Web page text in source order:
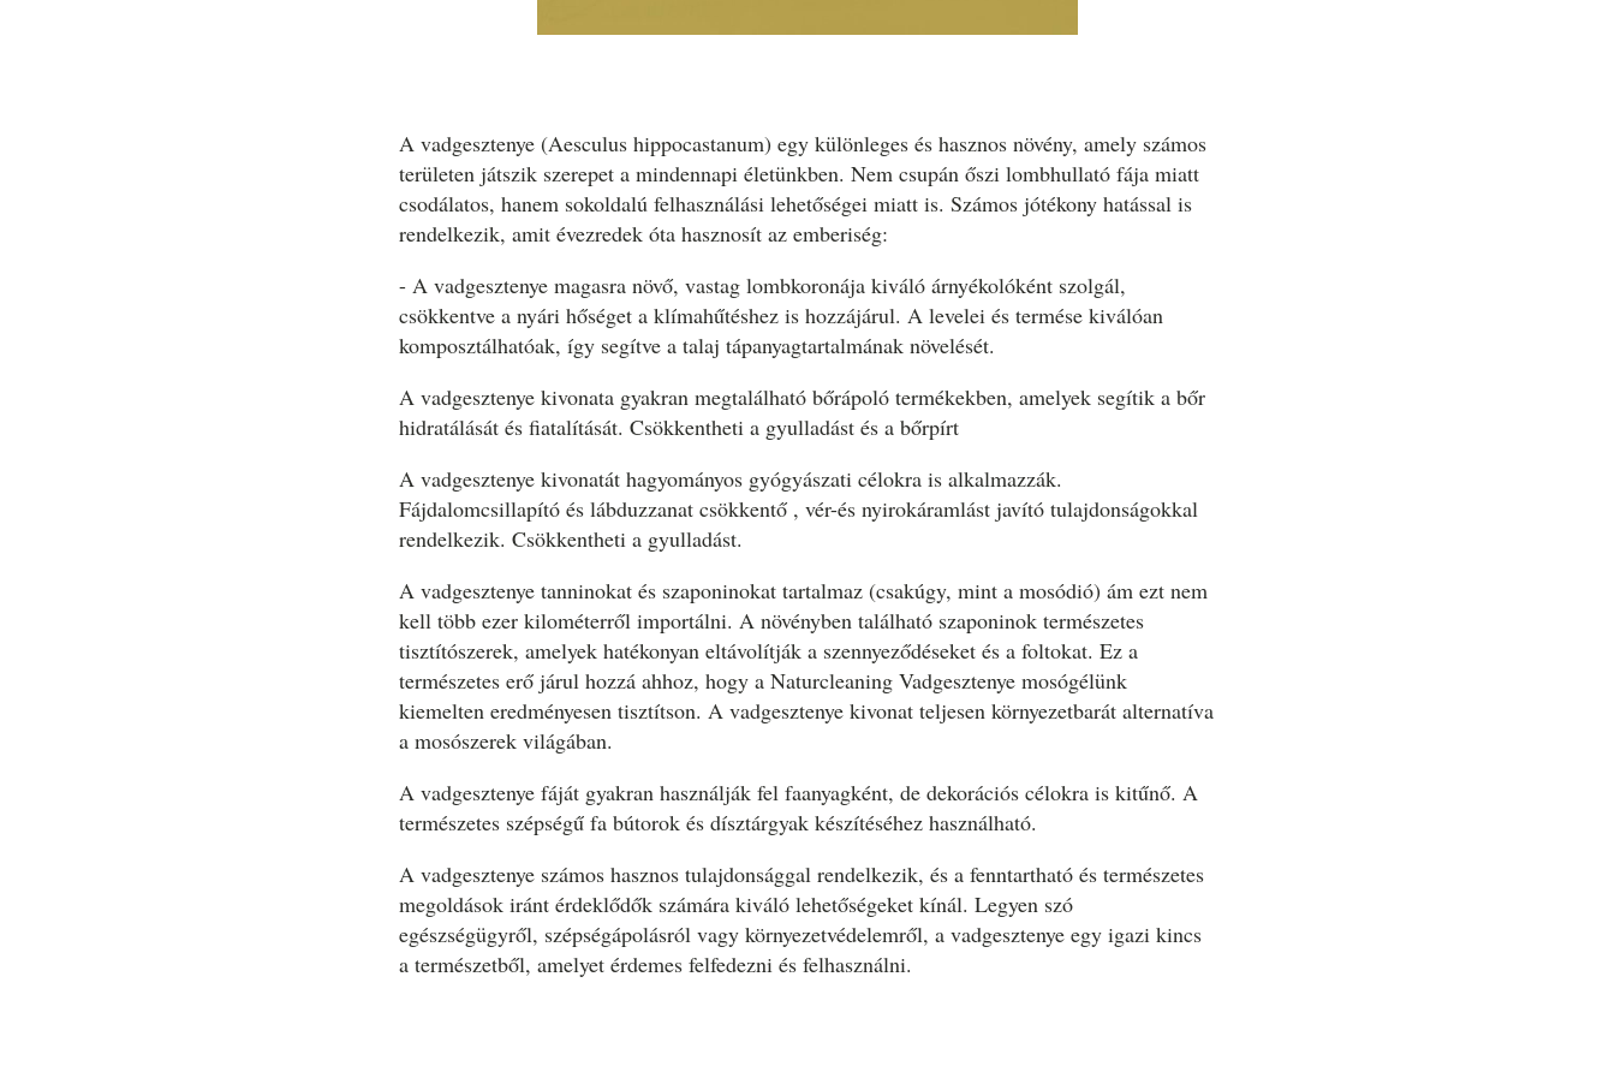
A vadgesztenye (Aesculus hippocastanum) egy különleges és hasznos növény, amely számos
területen játszik szerepet a mindennapi életünkben. Nem csupán őszi lombhullató fája miatt
csodálatos, hanem sokoldalú felhasználási lehetőségei miatt is. Számos jótékony hatással is
rendelkezik, amit évezredek óta hasznosít az emberiség:
- A vadgesztenye magasra növő, vastag lombkoronája kiváló árnyékolóként szolgál,
csökkentve a nyári hőséget a klímahűtéshez is hozzájárul. A levelei és termése kiválóan
komposztálhatóak, így segítve a talaj tápanyagtartalmának növelését.
A vadgesztenye kivonata gyakran megtalálható bőrápoló termékekben, amelyek segítik a bőr
hidratálását és fiatalítását. Csökkentheti a gyulladást és a bőrpírt
A vadgesztenye kivonatát hagyományos gyógyászati ​​célokra is alkalmazzák.
Fájdalomcsillapító és lábduzzanat csökkentő , vér-és nyirokáramlást javító tulajdonságokkal
rendelkezik. Csökkentheti a gyulladást.
A vadgesztenye tanninokat és szaponinokat tartalmaz (csakúgy, mint a mosódió) ám ezt nem
kell több ezer kilométerről importálni. A növényben található szaponinok természetes
tisztítószerek, amelyek hatékonyan eltávolítják a szennyeződéseket és a foltokat. Ez a
természetes erő járul hozzá ahhoz, hogy a Naturcleaning Vadgesztenye mosógélünk
kiemelten eredményesen tisztítson. A vadgesztenye kivonat teljesen környezetbarát alternatíva
a mosószerek világában.
A vadgesztenye fáját gyakran használják fel faanyagként, de dekorációs célokra is kitűnő. A
természetes szépségű fa bútorok és dísztárgyak készítéséhez használható.
A vadgesztenye számos hasznos tulajdonsággal rendelkezik, és a fenntartható és természetes
megoldások iránt érdeklődők számára kiváló lehetőségeket kínál. Legyen szó
egészségügyről, szépségápolásról vagy környezetvédelemről, a vadgesztenye egy igazi kincs
a természetből, amelyet érdemes felfedezni és felhasználni.